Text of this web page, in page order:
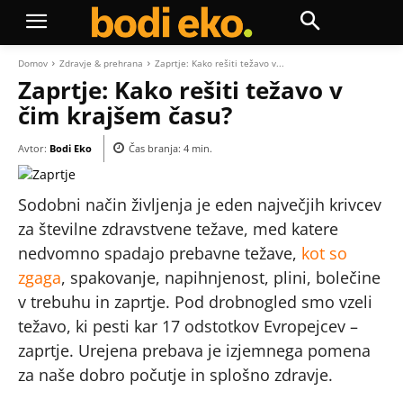
Domov Zdravje & prehrana Zaprtje: Kako rešiti težavo v...
Zaprtje: Kako rešiti težavo v
čim krajšem času?
Avtor: Bodi Eko Čas branja: 4 min.
Sodobni način življenja je eden največjih krivcev
za številne zdravstvene težave, med katere
nedvomno spadajo prebavne težave, kot so
zgaga, spakovanje, napihnjenost, plini, bolečine
v trebuhu in zaprtje. Pod drobnogled smo vzeli
težavo, ki pesti kar 17 odstotkov Evropejcev –
zaprtje. Urejena prebava je izjemnega pomena
za naše dobro počutje in splošno zdravje.